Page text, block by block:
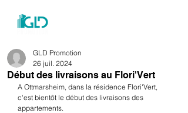
Début des livraisons au Flori'Vert
GLD Promotion
26 juil. 2024
A Ottmarsheim, dans la résidence Flori'Vert,
c'est bientôt le début des livraisons des
appartements.